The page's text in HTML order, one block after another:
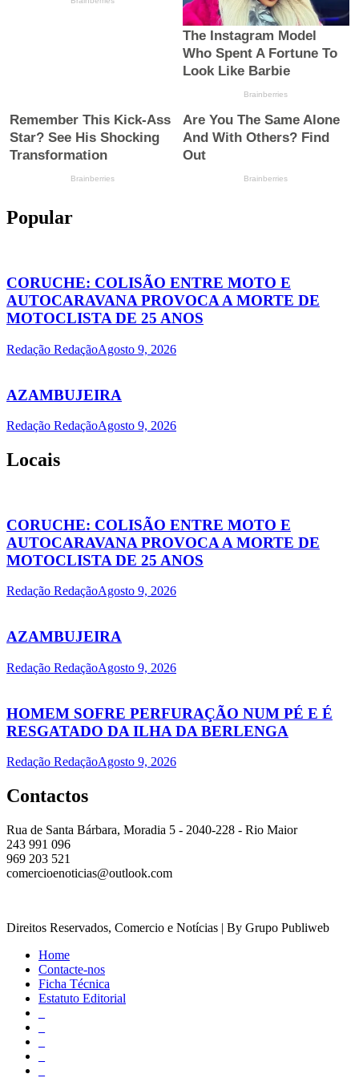
Popular
CORUCHE: COLISÃO ENTRE MOTO E
AUTOCARAVANA PROVOCA A MORTE DE
MOTOCLISTA DE 25 ANOS
Redação RedaçãoAgosto 9, 2026
AZAMBUJEIRA
Redação RedaçãoAgosto 9, 2026
Locais
CORUCHE: COLISÃO ENTRE MOTO E
AUTOCARAVANA PROVOCA A MORTE DE
MOTOCLISTA DE 25 ANOS
Redação RedaçãoAgosto 9, 2026
AZAMBUJEIRA
Redação RedaçãoAgosto 9, 2026
HOMEM SOFRE PERFURAÇÃO NUM PÉ E É
RESGATADO DA ILHA DA BERLENGA
Redação RedaçãoAgosto 9, 2026
Contactos
Rua de Santa Bárbara, Moradia 5 - 2040-228 - Rio Maior
243 991 096
969 203 521
comercioenoticias@outlook.com
Direitos Reservados, Comercio e Notícias | By Grupo Publiweb
Home
Contacte-nos
Ficha Técnica
Estatuto Editorial